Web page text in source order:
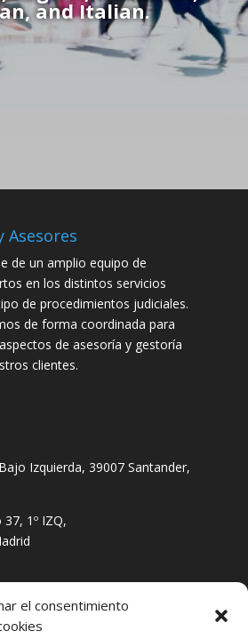
el consentimiento
and Italian.
Asesores
de un amplio equipo de
en los distintos servicios
de procedimientos judiciales.
de forma coordinada para
de asesoría y gestoría
clientes.
Izquierda, 39007 Santander,
1º IZQ,